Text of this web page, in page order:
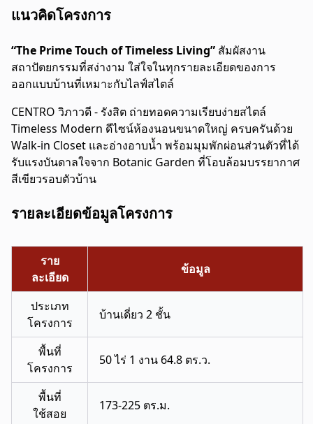
แนวคิดโครงการ
“The Prime Touch of Timeless Living” สัมผัสงาน
สถาปัตยกรรมที่สง่างาม ใส่ใจในทุกรายละเอียดของการ
ออกแบบบ้านที่เหมาะกับไลฟ์สไตล์
CENTRO วิภาวดี - รังสิต ถ่ายทอดความเรียบง่ายสไตล์
Timeless Modern ดีไซน์ห้องนอนขนาดใหญ่ ครบครันด้วย
Walk-in Closet และอ่างอาบน้ำ พร้อมมุมพักผ่อนส่วนตัวที่ได้
รับแรงบันดาลใจจาก Botanic Garden ที่โอบล้อมบรรยากาศ
สีเขียวรอบตัวบ้าน
รายละเอียดข้อมูลโครงการ
ราย
ละเอียด
ข้อมูล
ประเภท
โครงการ
บ้านเดี่ยว 2 ชั้น
พื้นที่
โครงการ
50 ไร่ 1 งาน 64.8 ตร.ว.
พื้นที่
ใช้สอย
173-225 ตร.ม.